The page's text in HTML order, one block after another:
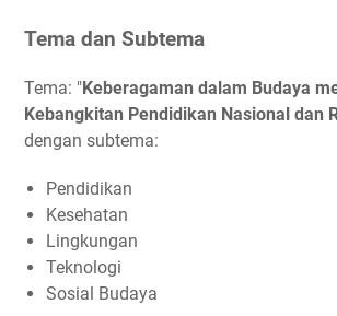
Tema dan Subtema
Tema: "Keberagaman dalam Budaya
Kebangkitan Pendidikan Nasional dan
dengan subtema:
Pendidikan
Kesehatan
Lingkungan
Teknologi
Sosial Budaya